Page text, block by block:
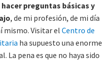
preguntas básicas y
, de mi profesión, de mi día
mismo. Visitar el Centro de
ha supuesto una enorme
La pena es que no haya sido